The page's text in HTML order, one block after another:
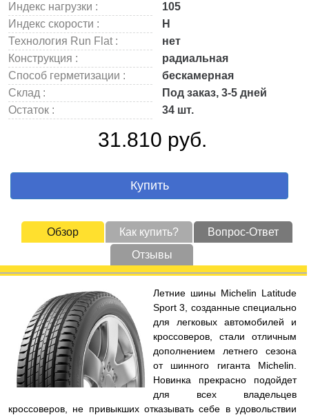
Индекс нагрузки :
105
Индекс скорости :
H
Технология Run Flat :
нет
Конструкция :
радиальная
Способ герметизации :
бескамерная
Склад :
Под заказ, 3-5 дней
Остаток :
34 шт.
31.810 руб.
Купить
Обзор Как купить?
Вопрос-Ответ
Отзывы
Летние шины Michelin Latitude
Sport 3, созданные специально
для легковых автомобилей и
кроссоверов, стали отличным
дополнением летнего сезона
от шинного гиганта Michelin.
Новинка прекрасно подойдет
для всех владельцев
кроссоверов, не привыкших отказывать себе в удовольствии